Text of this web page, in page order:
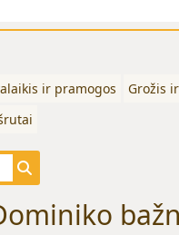
ir pramogos
Grožis